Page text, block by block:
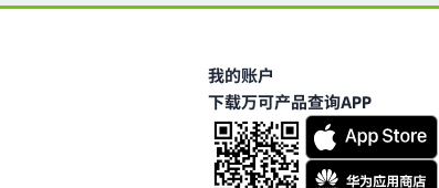
我的账户
下载万可产品查询APP